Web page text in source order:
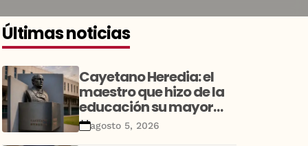
Últimas noticias
Cayetano Heredia: el
maestro que hizo de la
educación su mayor
legado
agosto 5, 2026